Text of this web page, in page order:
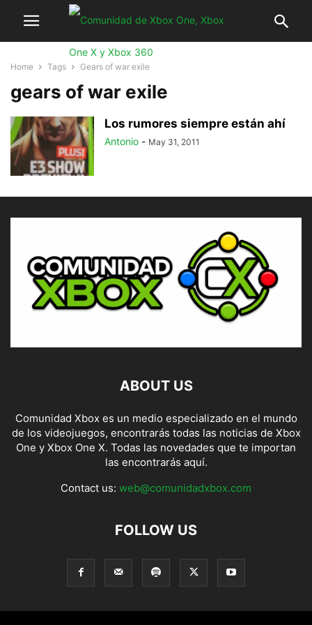
Home Tags Gears of war exile
gears of war exile
Los rumores siempre están ahí
Antonio - May 31, 2011
ABOUT US
Comunidad Xbox es un medio especializado en el mundo
de los videojuegos, encontrarás todas las noticias de Xbox
One y Xbox One X. Todas las novedades que te importan
las encontrarás aquí.
Contact us: web@comunidadxbox.com
FOLLOW US